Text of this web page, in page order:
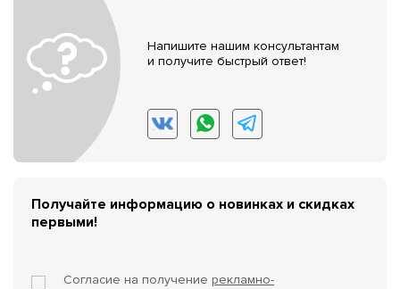
Напишите нашим консультантам
и получите быстрый ответ!
Получайте информацию о новинках и скидках
первыми!
Согласие на получение рекламно-